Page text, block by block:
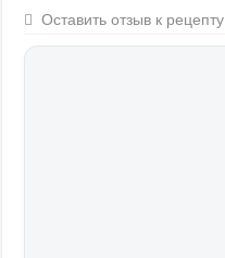
Оставить отзыв к рецепту